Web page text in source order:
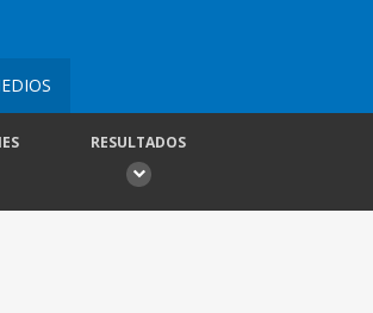
RESULTADOS